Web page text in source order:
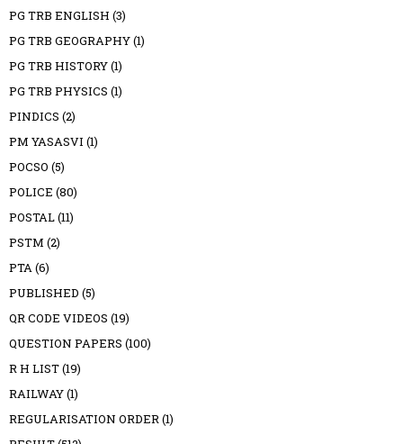
PG TRB ENGLISH (3)
PG TRB GEOGRAPHY(1)
PG TRB HISTORY(1)
PG TRB PHYSICS (1)
PINDICS (2)
PM YASASVI (1)
POCSO (5)
POLICE (80)
POSTAL(11)
PSTM (2)
PTA(6)
PUBLISHED (5)
QR CODE VIDEOS (19)
QUESTION PAPERS (100)
R H LIST(19)
RAILWAY(1)
REGULARISATION ORDER(1)